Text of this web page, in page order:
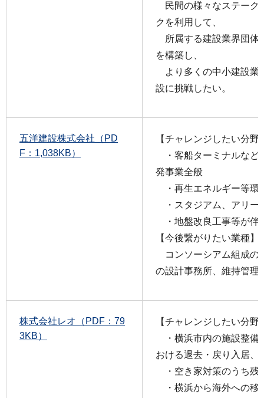
民間の様々なステーク
クを利用して、
所属する建設業界団体
を構築し、
より多くの中小建設業
設に挑戦したい。
五洋建設株式会社（PD
F：1,038KB）
【チャレンジしたい分野
・客船ターミナルなど
発事業全般
・再生エネルギー等環
・スタジアム、アリー
・地盤改良工事等が伴
【今後繋がりたい業種】
コンソーシアム組成の
の設計事務所、維持管理
株式会社レオ（PDF：79
3KB）
【チャレンジしたい分野
・横浜市内の施設整備
おける退去・戻り入居、
・空き家対策のうち残
・横浜から海外への移